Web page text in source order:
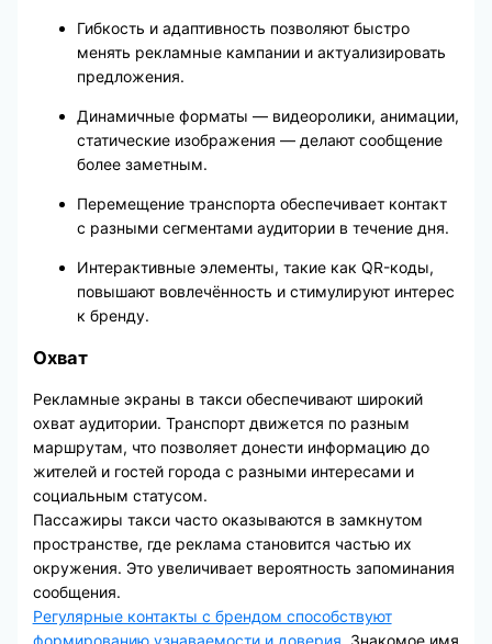
Гибкость и адаптивность позволяют быстро
менять рекламные кампании и актуализировать
предложения.
Динамичные форматы — видеоролики, анимации,
статические изображения — делают сообщение
более заметным.
Перемещение транспорта обеспечивает контакт
с разными сегментами аудитории в течение дня.
Интерактивные элементы, такие как QR-коды,
повышают вовлечённость и стимулируют интерес
к бренду.
Охват
Рекламные экраны в такси обеспечивают широкий
охват аудитории. Транспорт движется по разным
маршрутам, что позволяет донести информацию до
жителей и гостей города с разными интересами и
социальным статусом.
Пассажиры такси часто оказываются в замкнутом
пространстве, где реклама становится частью их
окружения. Это увеличивает вероятность запоминания
сообщения.
Регулярные контакты с брендом способствуют